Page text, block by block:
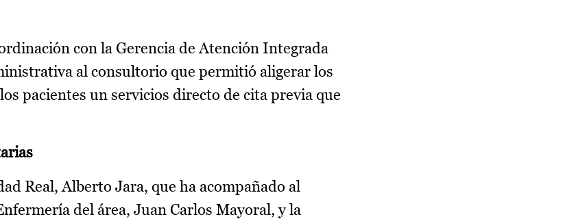
con la Gerencia de Atención Integrada
al consultorio que permitió aligerar los
pacientes un servicios directo de cita previa que
Real, Alberto Jara, que ha acompañado al
del área, Juan Carlos Mayoral, y la